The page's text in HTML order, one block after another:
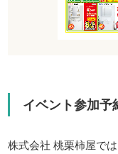
イベント参加予
株式会社 桃栗柿屋で